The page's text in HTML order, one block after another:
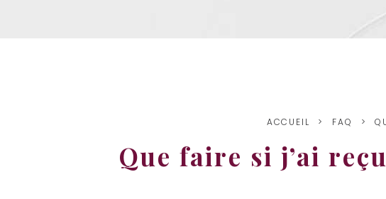
ACCUEIL FAQ
Que faire si j’ai